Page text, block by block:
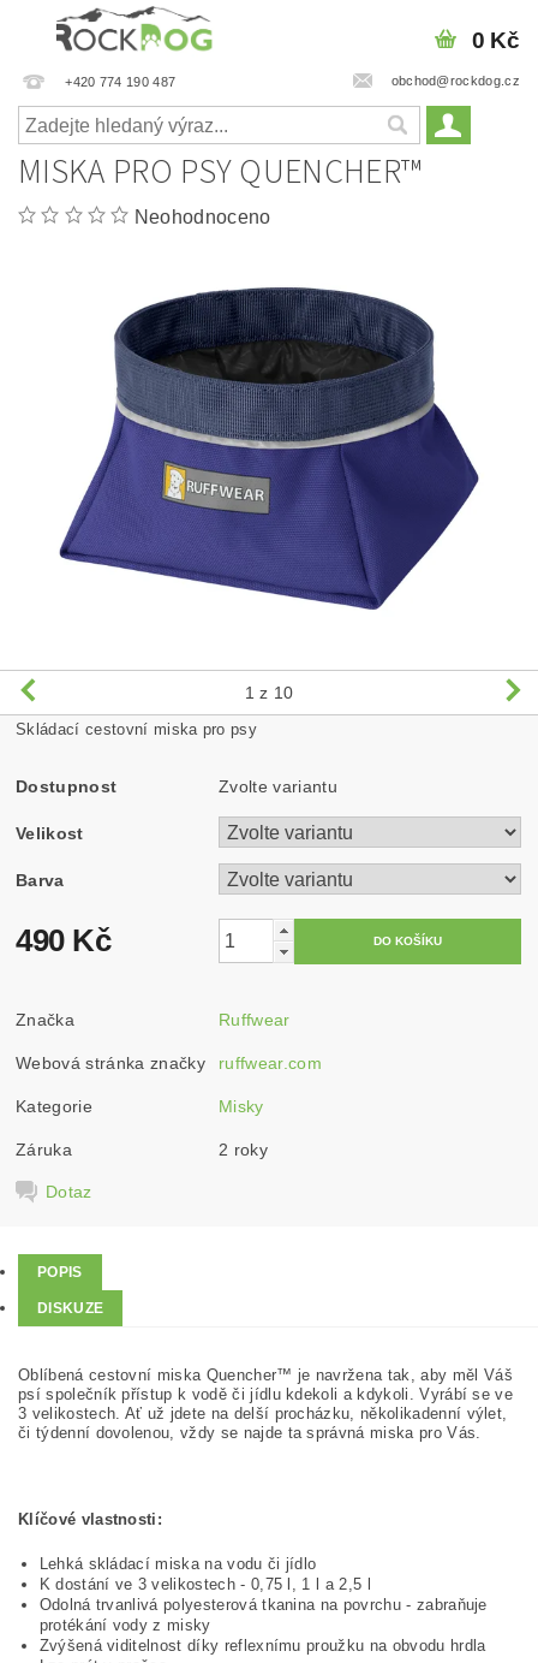
+420 774 190 487 obchod@rockdog.cz
0 Kč
MISKA PRO PSY QUENCHER™
Neohodnoceno
1 z 10
Skládací cestovní miska pro psy
Dostupnost Zvolte variantu
Velikost
Barva
490 Kč
Značka Ruffwear
Webová stránka značky ruffwear.com
Kategorie Misky
Záruka 2 roky
Dotaz
POPIS
DISKUZE
Oblíbená cestovní miska Quencher™ je navržena tak, aby měl Váš
psí společník přístup k vodě či jídlu kdekoli a kdykoli. Vyrábí se ve
3 velikostech. Ať už jdete na delší procházku, několikadenní výlet,
či týdenní dovolenou, vždy se najde ta správná miska pro Vás.
Klíčové vlastnosti:
Lehká skládací miska na vodu či jídlo
K dostání ve 3 velikostech - 0,75 l, 1 l a 2,5 l
Odolná trvanlivá polyesterová tkanina na povrchu - zabraňuje
protékání vody z misky
Zvýšená viditelnost díky reflexnímu proužku na obvodu hrdla